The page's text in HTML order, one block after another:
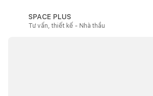
SPACE PLUS
Tư vấn, thiết kế - Nhà thầu